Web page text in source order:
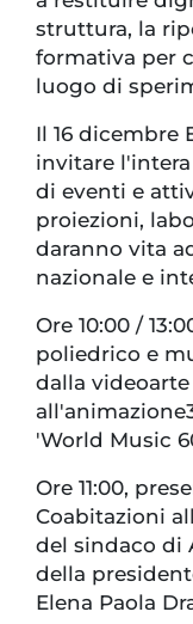
struttura, la
formativa per
luogo di
Il 16 dicembre
invitare
di eventi e
proiezioni,
daranno vita
nazionale e
Ore 10:00 /
poliedrico e
dalla
'World Music
Ore 11:00,
Coabitazioni
del sindaco di
della
Elena Paola